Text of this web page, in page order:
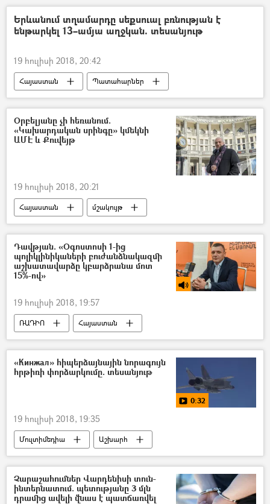
Երևանում տղամարդը սեքսուալ բռնության է
ենթարկել 13–ամյա աղջկան. տեսանյութ
19 հուլիսի 2018, 20:42
Հայաստան Պատահարներ
Օրբելյանը չի հեռանում.
«Կախարդական սրինգը» կմեկնի
ԱՄԷ և Քուվեյթ
19 հուլիսի 2018, 20:21
Հայաստան մշակույթ
Դավթյան. «Օգոստոսի 1-ից
պոլիկլինիկաների բուժանձնակազմի
աշխատավարձը կբարձրանա մոտ
15%-ով»
19 հուլիսի 2018, 19:57
ՌԱԴԻՈ
Հայաստան
հասարակություն
Տնտեսություն
«Кинжал» հիպերձայնային նորագույն
հրթիռի փորձարկումը. տեսանյութ
0:32
19 հուլիսի 2018, 19:35
Մուլտիմեդիա
Աշխարհ
Տեսանյութեր
Ռուսաստան
Վլադիմիր Պուտին
Չարաշահումներ Վարդենիսի տուն-
ինտերնատում. պետությանը 3 մլն
դրամից ավելի վնաս է պատճառվել